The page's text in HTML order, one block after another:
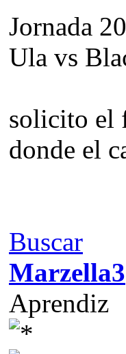
Jornada 20
Ula vs
solicito el
donde el
Buscar
Marzella3
Aprendiz